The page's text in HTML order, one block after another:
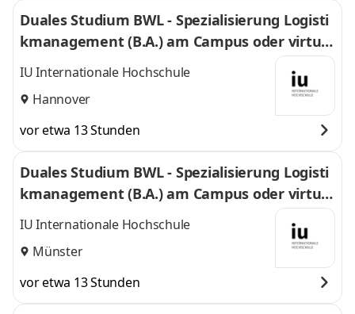
Duales Studium BWL - Spezialisierung Logisti
kmanagement (B.A.) am Campus oder virtuel
l
IU Internationale Hochschule
Hannover
vor etwa 13 Stunden
Duales Studium BWL - Spezialisierung Logisti
kmanagement (B.A.) am Campus oder virtuel
l
IU Internationale Hochschule
Münster
vor etwa 13 Stunden